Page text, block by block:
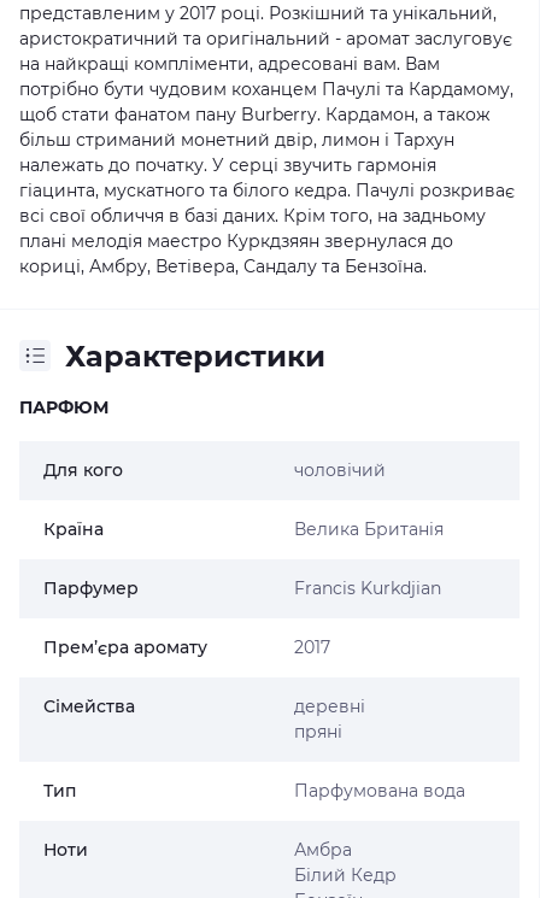
представленим у 2017 році. Розкішний та унікальний,
аристократичний та оригінальний - аромат заслуговує
на найкращі компліменти, адресовані вам. Вам
потрібно бути чудовим коханцем Пачулі та Кардамому,
щоб стати фанатом пану Burberry. Кардамон, а також
більш стриманий монетний двір, лимон і Тархун
належать до початку. У серці звучить гармонія
гіацинта, мускатного та білого кедра. Пачулі розкриває
всі свої обличчя в базі даних. Крім того, на задньому
плані мелодія маестро Куркдзяян звернулася до
кориці, Амбру, Ветівера, Сандалу та Бензоїна.
Характеристики
ПАРФЮМ
Для кого чоловічий
Країна Велика Британія
Парфумер Francis Kurkdjian
Прем’єра аромату 2017
Сімейства
деревні
пряні
Тип Парфумована вода
Ноти
Амбра
Білий Кедр